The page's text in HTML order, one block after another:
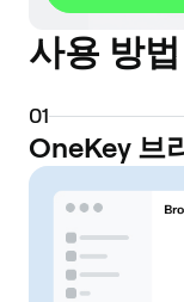
사용 방
01
OneKey 브